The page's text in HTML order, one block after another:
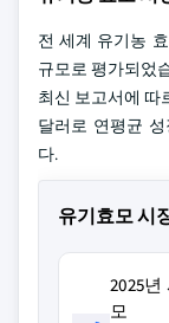
전 세계 유기농
규모로 평가되었
최신 보고서에 따
달러로 연평균 성
다.
유기효모 시
2025년
모